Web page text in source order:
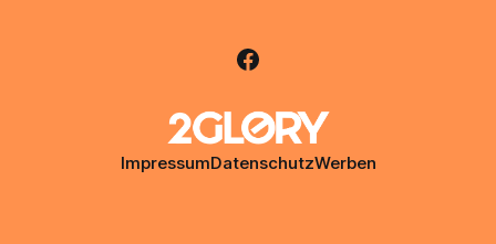
ImpressumDatenschutzWerben